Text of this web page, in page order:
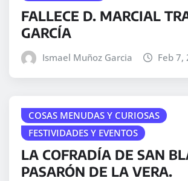
FALLECE D. MARCIAL
GARCÍA
Ismael Muñoz Garcia Feb 7,
COSAS MENUDAS Y CURIOSAS
FESTIVIDADES Y EVENTOS
LA COFRADÍA DE SAN
PASARÓN DE LA VERA.